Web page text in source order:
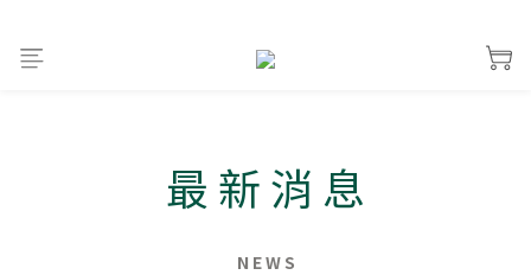
最 新 消 息
N E W S